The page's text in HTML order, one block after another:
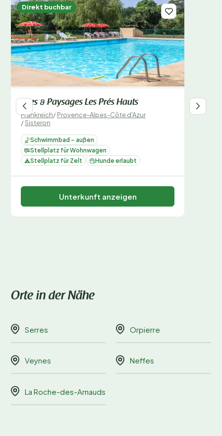
Direkt buchbar
Sites & Paysages Les Prés Hauts
Frankreich/Provence-Alpes-Côte d'Azur
/Sisteron
Schwimmbad – außen
Stellplatz für Wohnwagen
Stellplatz für Zelt
Hunde erlaubt
Unterkunft anzeigen
Orte in der Nähe
Serres Orpierre
Veynes Neffes
La Roche-des-Arnauds